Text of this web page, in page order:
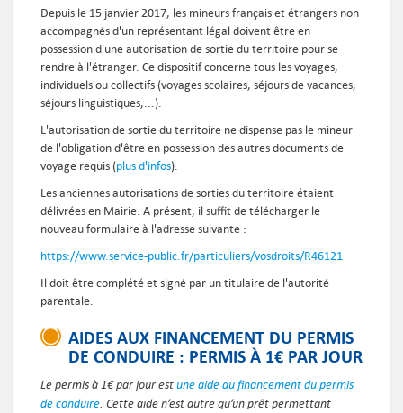
Depuis le 15 janvier 2017, les mineurs français et étrangers non
accompagnés d'un représentant légal doivent être en
possession d'une autorisation de sortie du territoire pour se
rendre à l'étranger. Ce dispositif concerne tous les voyages,
individuels ou collectifs (voyages scolaires, séjours de vacances,
séjours linguistiques,...).
L'autorisation de sortie du territoire ne dispense pas le mineur
de l'obligation d'être en possession des autres documents de
voyage requis (plus d'infos).
Les anciennes autorisations de sorties du territoire étaient
délivrées en Mairie. A présent, il suffit de télécharger le
nouveau formulaire à l'adresse suivante :
https://www.service-public.fr/particuliers/vosdroits/R46121
Il doit être complété et signé par un titulaire de l'autorité
parentale.
AIDES AUX FINANCEMENT DU PERMIS
DE CONDUIRE : PERMIS À 1€ PAR JOUR
Le permis à 1€ par jour estune aide au financement du permis
de conduire. Cette aide n’est autre qu’un prêt permettant